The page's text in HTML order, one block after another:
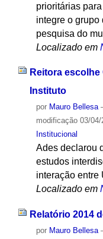
prioritárias
integre o
pesquisa do
Localizado em
Reitora
Instituto
por Mauro Bellesa
modificação03/04/
Institucional
Ades declarou
estudos
interação entre
Localizado em
Relatório 2014
por Mauro Bellesa